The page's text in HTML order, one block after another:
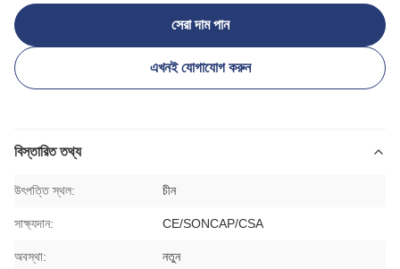
সেরা দাম পান
এখনই যোগাযোগ করুন
বিস্তারিত তথ্য
উৎপত্তি স্থল: চীন
সাক্ষ্যদান: CE/SONCAP/CSA
অবস্থা: নতুন